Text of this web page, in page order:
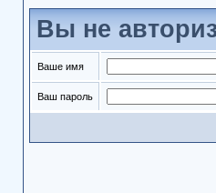
Вы не
Ваше имя
Ваш пароль